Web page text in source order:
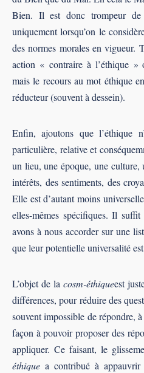
Bien. Il est donc trompeur de
uniquement lorsqu’on le
des normes morales en vigueur.
action « contraire à l’éthique
mais le recours au mot éthique
réducteur (souvent à dessein).
Enfin, ajoutons que l’éthique
particulière, relative et
un lieu, une époque, une culture,
intérêts, des sentiments, des
Elle est d’autant moins
elles-mêmes spécifiques. Il
avons à nous accorder sur une
que leur potentielle universalité
L’objet de la cosm-éthiqueest
différences, pour réduire des
souvent impossible de répondre,
façon à pouvoir proposer des
appliquer. Ce faisant, le
éthique a contribué à appauvrir